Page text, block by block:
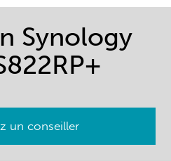
Synology
un conseiller